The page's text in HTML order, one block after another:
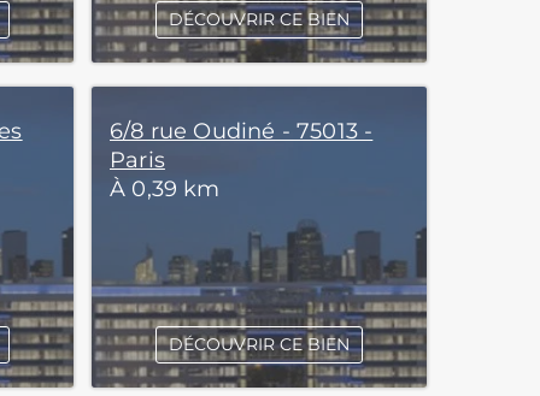
DÉCOUVRIR CE BIEN
6/8 rue Oudiné - 75013 -
Paris
À 0,39 km
DÉCOUVRIR CE BIEN